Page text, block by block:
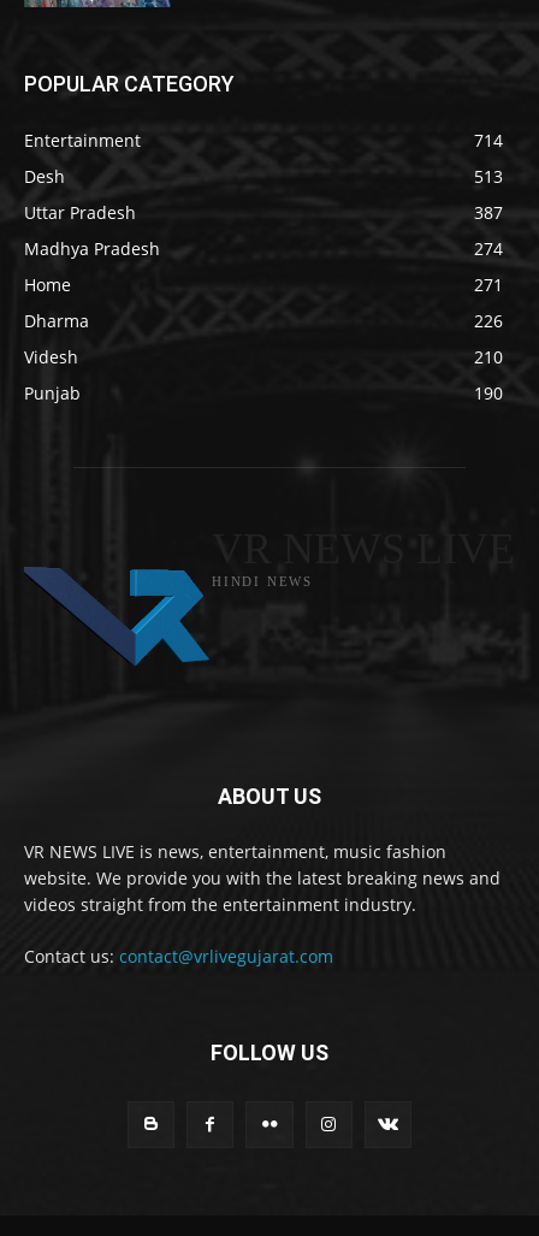
POPULAR CATEGORY
Entertainment
714
Desh
513
Uttar Pradesh
387
Madhya Pradesh
274
Home
271
Dharma
226
Videsh
210
Punjab
190
HINDI NEWS
ABOUT US
VR NEWS LIVE is news, entertainment, music fashion
website. We provide you with the latest breaking news and
videos straight from the entertainment industry.
Contact us: contact@vrlivegujarat.com
FOLLOW US